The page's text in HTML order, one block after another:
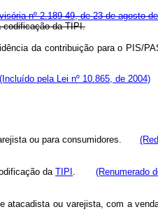
nº 2.189-49, de 23 de agosto
codificação da TIPI.
da contribuição para o PIS/
(Incluído pela Lei nº 10.865, de 2004)
ou para consumidores.
daTIPI . (Renumerado
ou varejista, com a